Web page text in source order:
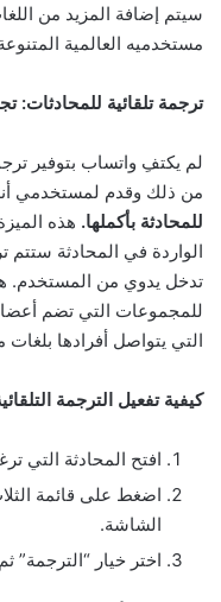
سيتم إضافة المزيد من
مستخدميه العالمية
ترجمة تلقائية للمحادثات:
لم يكتفِ واتساب بتوفير
من ذلك وقدم لمستخدمي
للمحادثة بأكملها. هذه
الواردة في المحادثة
تدخل يدوي من المستخدم.
للمجموعات التي تضم
التي يتواصل أفرادها بلغات
كيفية تفعيل الترجمة
افتح المحادثة التي
اضغط على قائمة
الشاشة.
اختر خيار “الترجمة”